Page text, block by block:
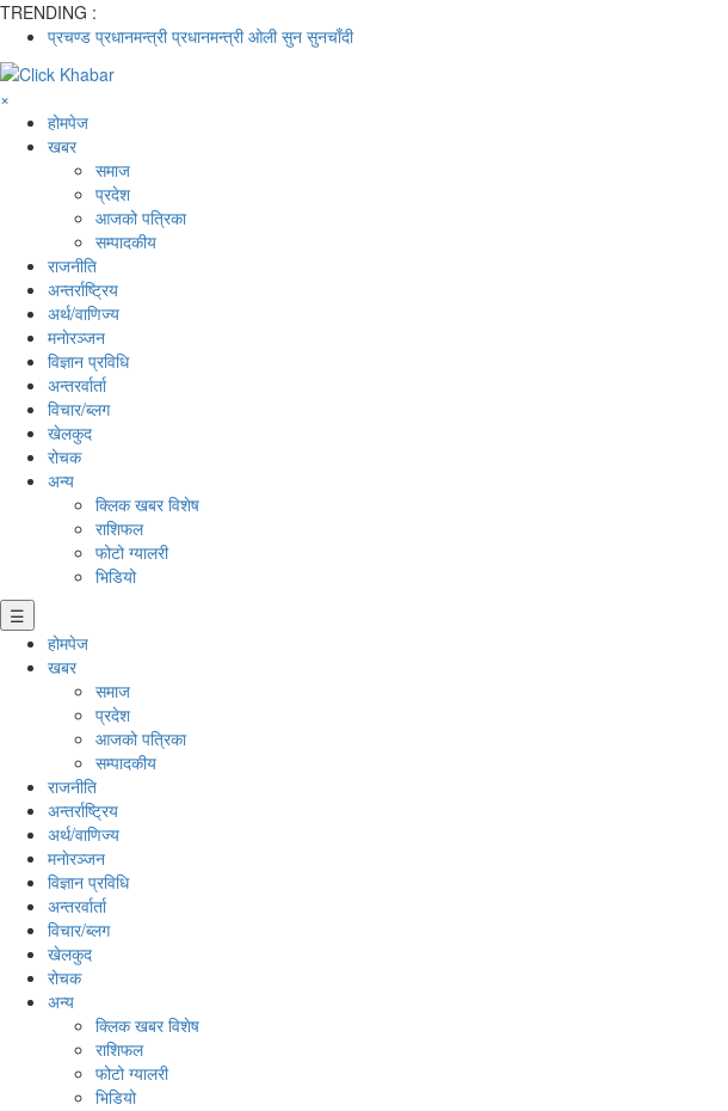
TRENDING :
प्रचण्ड प्रधानमन्त्री प्रधानमन्त्री ओली सुन सुनचाँदी
×
होमपेज
खबर
समाज
प्रदेश
आजको पत्रिका
सम्पादकीय
राजनीति
अन्तर्राष्ट्रिय
अर्थ/वाणिज्य
मनाेरञ्जन
विज्ञान प्रविधि
अन्तरर्वार्ता
विचार/ब्लग
खेलकुद
रोचक
अन्य
क्लिक खबर विशेष
राशिफल
फोटो ग्यालरी
भिडियो
☰
होमपेज
खबर
समाज
प्रदेश
आजको पत्रिका
सम्पादकीय
राजनीति
अन्तर्राष्ट्रिय
अर्थ/वाणिज्य
मनाेरञ्जन
विज्ञान प्रविधि
अन्तरर्वार्ता
विचार/ब्लग
खेलकुद
रोचक
अन्य
क्लिक खबर विशेष
राशिफल
फोटो ग्यालरी
भिडियो